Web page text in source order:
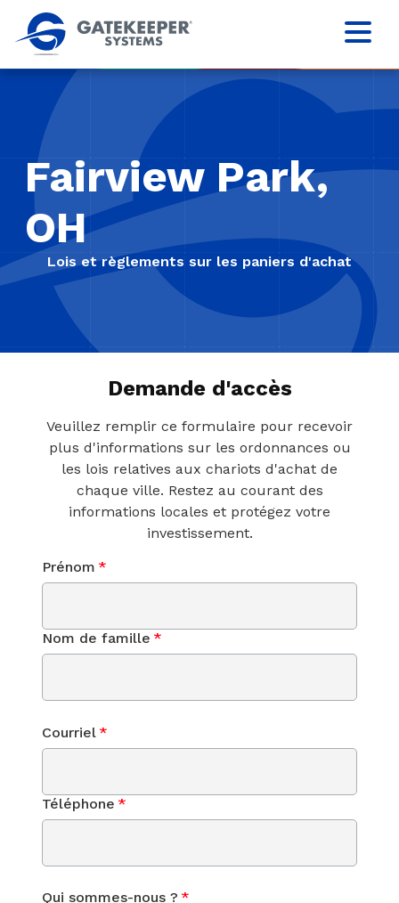
Fairview Park,
OH
Lois et règlements sur les paniers d'achat
Demande d'accès
Veuillez remplir ce formulaire pour recevoir
plus d'informations sur les ordonnances ou
les lois relatives aux chariots d'achat de
chaque ville. Restez au courant des
informations locales et protégez votre
investissement.
Prénom *
Nom de famille *
Courriel *
Téléphone *
Qui sommes-nous ? *